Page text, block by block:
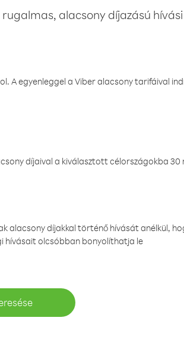
alacsony díjazású
A egyenleggel a Viber alacsony tarifáival
díjaival a kiválasztott célországokba 30
alacsony díjakkal történő hívását anélkül,
hívásait olcsóbban bonyolíthatja le